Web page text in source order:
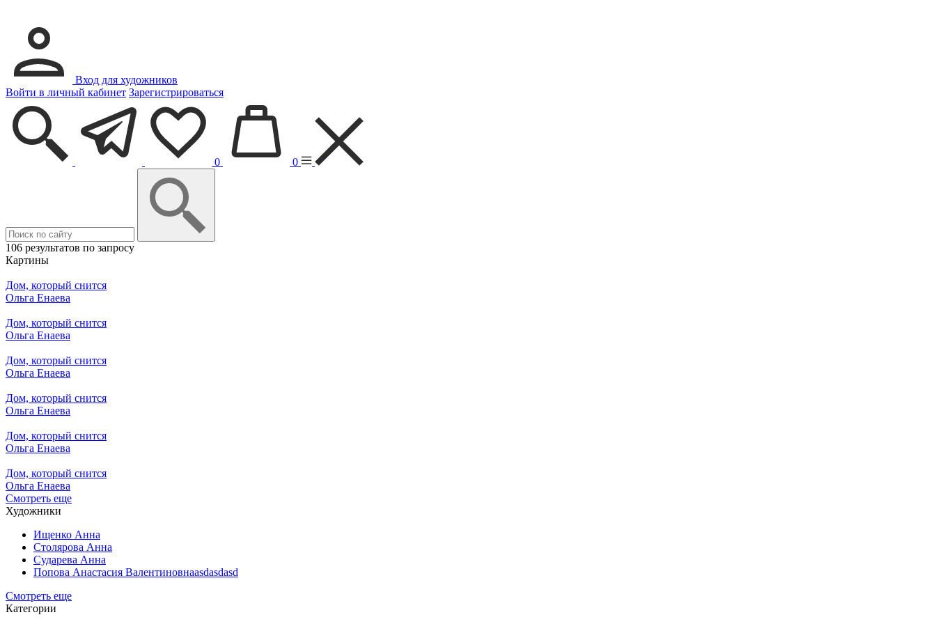
Вход для художников
Войти в личный кабинет Зарегистрироваться
0 0
106 результатов по запросу
Картины
Дом, который снится
Ольга Енаева
Дом, который снится
Ольга Енаева
Дом, который снится
Ольга Енаева
Дом, который снится
Ольга Енаева
Дом, который снится
Ольга Енаева
Дом, который снится
Ольга Енаева
Смотреть еще
Художники
Ищенко Анна
Столярова Анна
Сударева Анна
Попова Анастасия Валентиновнаasdasdasd
Смотреть еще
Категории